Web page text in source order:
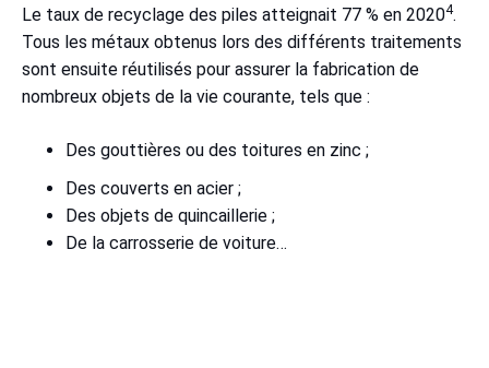
Le taux de recyclage des piles atteignait 77 % en 20204.
Tous les métaux obtenus lors des différents traitements
sont ensuite réutilisés pour assurer la fabrication de
nombreux objets de la vie courante, tels que :
Des gouttières ou des toitures en zinc ;
Des couverts en acier ;
Des objets de quincaillerie ;
De la carrosserie de voiture…